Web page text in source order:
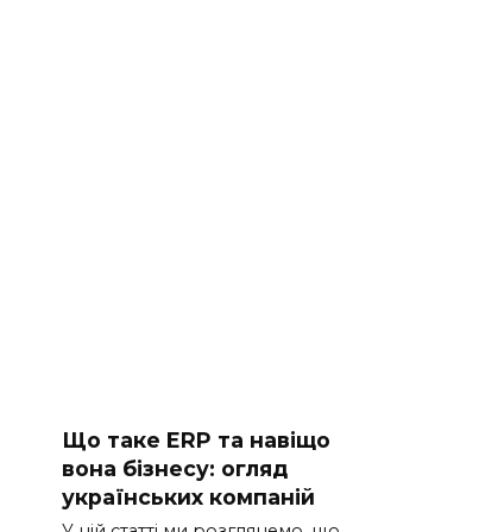
Що таке ERP та навіщо
вона бізнесу: огляд
українських компаній